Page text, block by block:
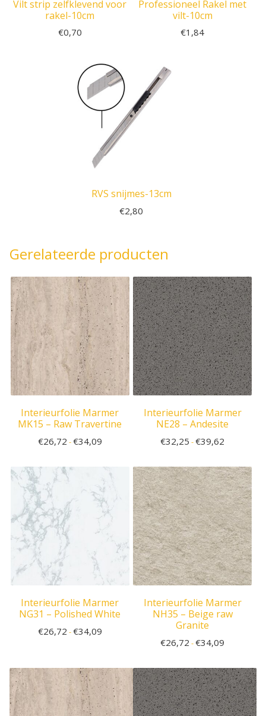
Vilt strip zelfklevend voor
rakel-10cm
€0,70
Professioneel Rakel met
vilt-10cm
€1,84
RVS snijmes-13cm
€2,80
Gerelateerde producten
Interieurfolie Marmer
MK15 – Raw Travertine
€26,72 -€34,09
Interieurfolie Marmer
NE28 – Andesite
€32,25 -€39,62
Interieurfolie Marmer
NG31 – Polished White
€26,72 -€34,09
Interieurfolie Marmer
NH35 – Beige raw
Granite
€26,72 -€34,09